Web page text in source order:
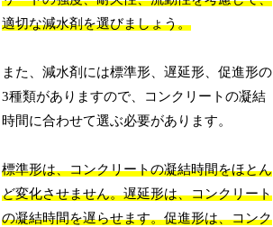
適切な減水剤を選びましょう。
また、減水剤には標準形、遅延形、促進形の
3種類がありますので、コンクリートの凝結
時間に合わせて選ぶ必要があります。
標準形は、コンクリートの凝結時間をほとん
ど変化させません。遅延形は、コンクリート
の凝結時間を遅らせます。促進形は、コンク